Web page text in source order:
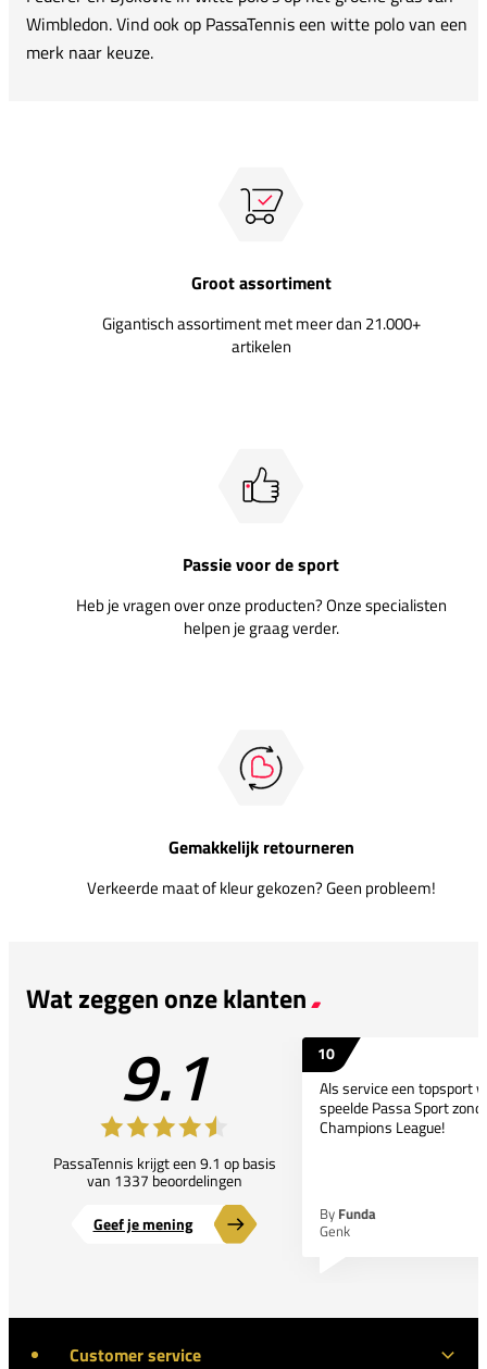
Wimbledon. Vind ook op PassaTennis een witte polo van een
merk naar keuze.
Groot assortiment
Gigantisch assortiment met meer dan 21.000+
artikelen
Passie voor de sport
Heb je vragen over onze producten? Onze specialisten
helpen je graag verder.
Gemakkelijk retourneren
Verkeerde maat of kleur gekozen? Geen probleem!
Wat zeggen onze klanten
9.1
PassaTennis krijgt een 9.1 op basis
van 1337 beoordelingen
Geef je mening
10
Als service een topsport
speelde Passa Sport
Champions League!
By Funda
Genk
Customer service